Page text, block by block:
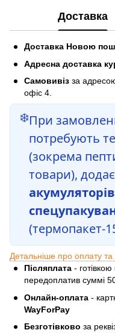
Доставка
Доставка Новою
Адресна доставка
Самовивіз за
офіс 4.
❄️При
потребують
(зокрема
товари),
(термопакет-
Детальніше про оплату та
Післяплата -
передоплатив суммі
Онлайн-оплата -
WayForPay
Безготівково за